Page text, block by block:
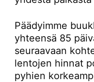
Päädyimme
yhteensä 85
seuraavaan
lentojen hinnat
pyhien